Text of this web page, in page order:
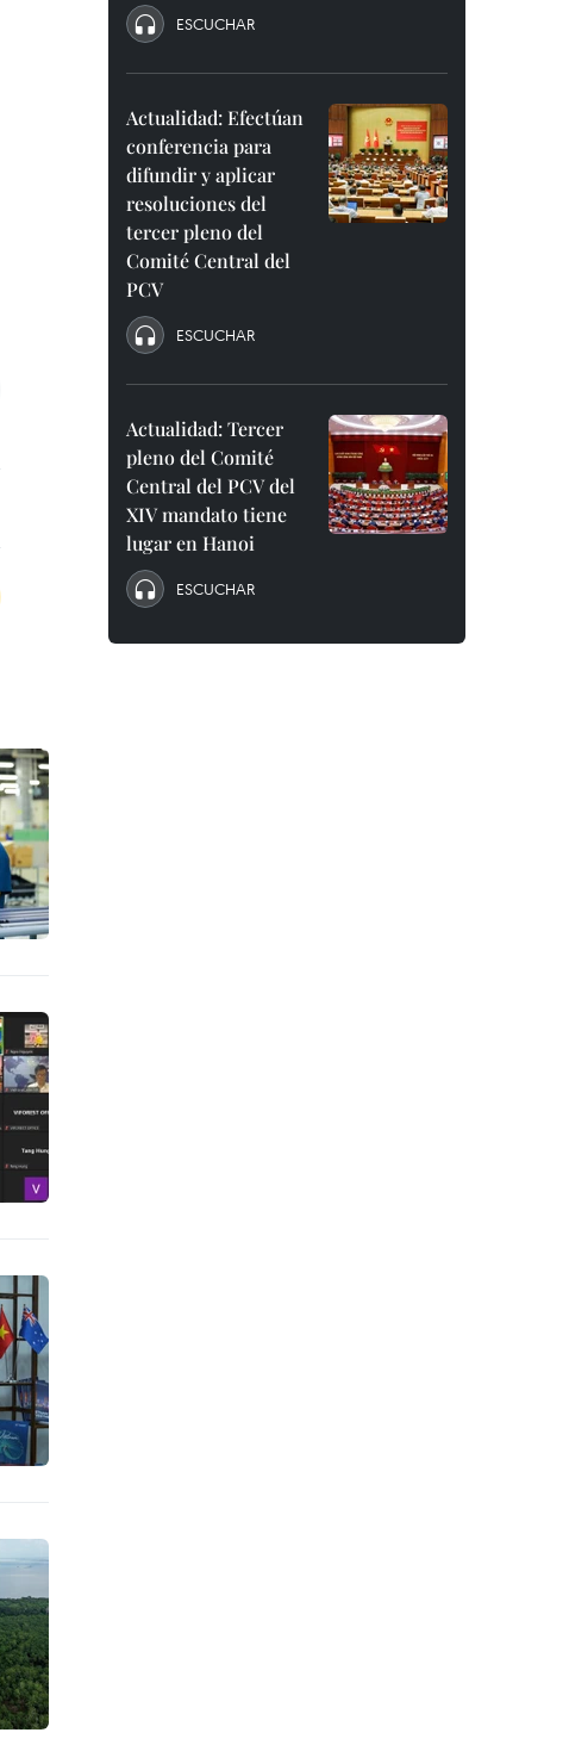
ESCUCHAR
Actualidad: Efectúan
conferencia para
difundir y aplicar
resoluciones del
tercer pleno del
Comité Central del
PCV
ESCUCHAR
Actualidad: Tercer
pleno del Comité
Central del PCV del
XIV mandato tiene
lugar en Hanoi
ESCUCHAR